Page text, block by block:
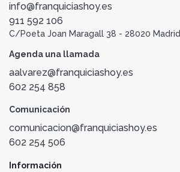
info@franquiciashoy.es
911 592 106
C/Poeta Joan Maragall 38 - 28020 Madrid
Agenda una llamada
aalvarez@franquiciashoy.es
602 254 858
Comunicación
comunicacion@franquiciashoy.es
602 254 506
Información